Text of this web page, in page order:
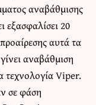
αναβάθμισης
εξασφαλίσει 20
αυτά τα
αναβάθμιση
τεχνολογία Viper.
σε φάση